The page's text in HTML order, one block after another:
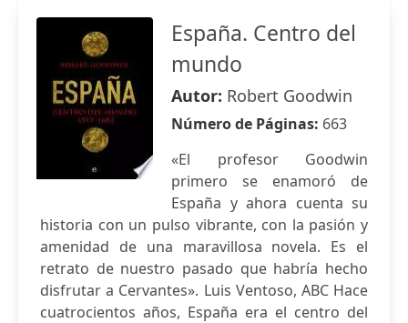
España. Centro del
mundo
Autor: Robert Goodwin
Número de Páginas: 663
«El profesor Goodwin
primero se enamoró de
España y ahora cuenta su
historia con un pulso vibrante, con la pasión y
amenidad de una maravillosa novela. Es el
retrato de nuestro pasado que habría hecho
disfrutar a Cervantes». Luis Ventoso, ABC Hace
cuatrocientos años, España era el centro del